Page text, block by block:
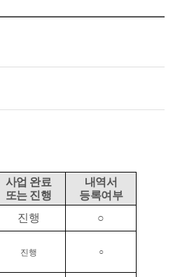
사업 완료
또는 진행
내역서
등록여부
진행 ○
진행 ○